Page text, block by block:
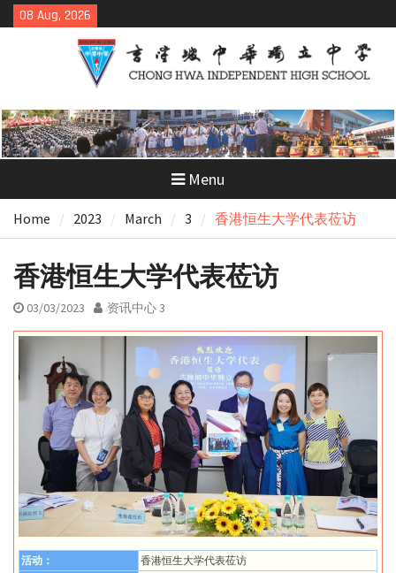
Skip
to
08 Aug, 2026
Menu
Home 2023 March 3 香港恒生大学代表莅访
香港恒生大学代表莅访
03/03/2023 资讯中心 3
活动：
香港恒生大学代表莅访